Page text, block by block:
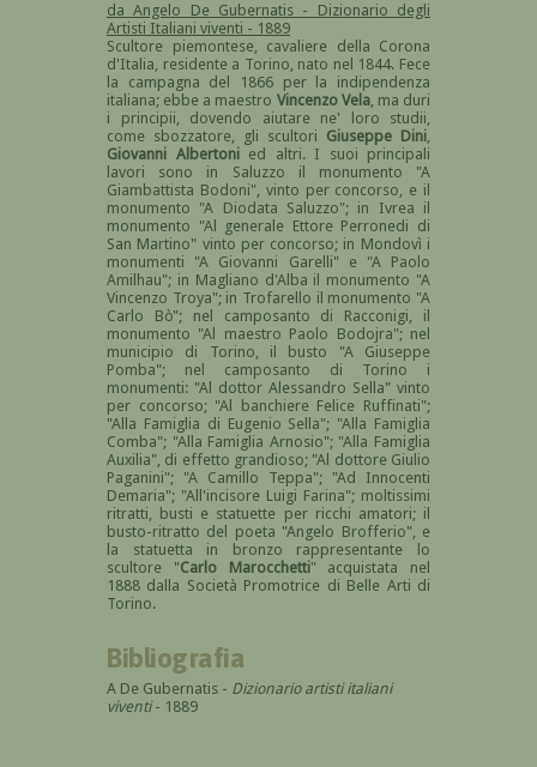
da Angelo De Gubernatis - Dizionario degli
Artisti Italiani viventi - 1889
Scultore piemontese, cavaliere della Corona
d'Italia, residente a Torino, nato nel 1844. Fece
la campagna del 1866 per la indipendenza
italiana; ebbe a maestro Vincenzo Vela, ma duri
i principii, dovendo aiutare ne' loro studii,
come sbozzatore, gli scultori Giuseppe Dini,
Giovanni Albertonied altri. I suoi principali
lavori sono in Saluzzo il monumento "A
Giambattista Bodoni", vinto per concorso, e il
monumento "A Diodata Saluzzo"; in Ivrea il
monumento "Al generale Ettore Perronedi di
San Martino" vinto per concorso; in Mondovì i
monumenti "A Giovanni Garelli" e "A Paolo
Amilhau"; in Magliano d'Alba il monumento "A
Vincenzo Troya"; in Trofarello il monumento "A
Carlo Bò"; nel camposanto di Racconigi, il
monumento "Al maestro Paolo Bodojra"; nel
municipio di Torino, il busto "A Giuseppe
Pomba"; nel camposanto di Torino i
monumenti: "Al dottor Alessandro Sella" vinto
per concorso; "Al banchiere Felice Ruffinati";
"Alla Famiglia di Eugenio Sella"; "Alla Famiglia
Comba"; "Alla Famiglia Arnosio"; "Alla Famiglia
Auxilia", di effetto grandioso; "Al dottore Giulio
Paganini"; "A Camillo Teppa"; "Ad Innocenti
Demaria"; "All'incisore Luigi Farina"; moltissimi
ritratti, busti e statuette per ricchi amatori; il
busto-ritratto del poeta "Angelo Brofferio", e
la statuetta in bronzo rappresentante lo
scultore "Carlo Marocchetti" acquistata nel
1888 dalla Società Promotrice di Belle Arti di
Torino.
Bibliografia
A De Gubernatis - Dizionario artisti italiani
viventi- 1889